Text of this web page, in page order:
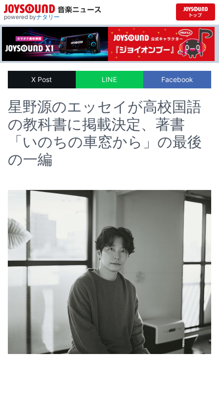
powered byナタリー
X Post LINE Facebook
星野源のエッセイが高校国語
の教科書に掲載決定、著書
「いのちの車窓から」の最後
の一編